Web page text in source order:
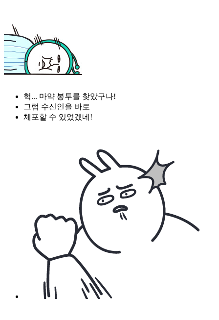
헉... 마약 봉투를 찾았구나!
그럼 수신인을 바로
체포할 수 있었겠네!